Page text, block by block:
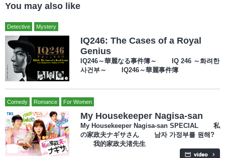
You may also like
Detective Mystery
IQ246: The Cases of a Royal
Genius
IQ246～華麗なる事件簿～ IQ 246 ～화려한
사건부～ IQ246～華麗事件簿
Comedy Romance For Women
My Housekeeper Nagisa-san
My Housekeeper Nagisa-san SPECIAL 私
の家政夫ナギサさん 남자 가정부를 원해?
我的家政夫渚先生